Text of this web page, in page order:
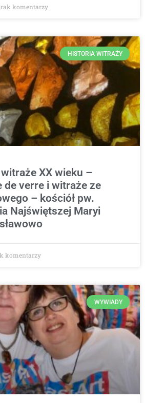
komentarzy
HISTORIA WITRAŻY
XX wieku –
de verre i witraże ze
– kościół pw.
Najświętszej Maryi
komentarzy
WYWIADY